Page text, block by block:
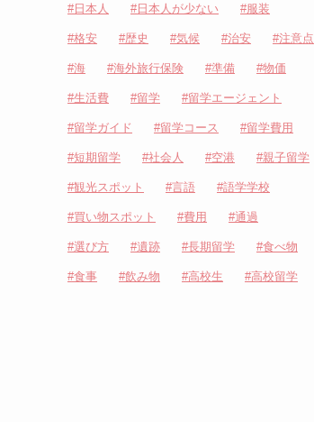
日本人 日本人が少ない 服装
格安 歴史 気候 治安 注意点
海 海外旅行保険 準備 物価
生活費 留学 留学エージェント
留学ガイド 留学コース 留学費用
短期留学 社会人 空港 親子留学
観光スポット 言語 語学学校
買い物スポット 費用 通過
選び方 遺跡 長期留学 食べ物
食事 飲み物 高校生 高校留学